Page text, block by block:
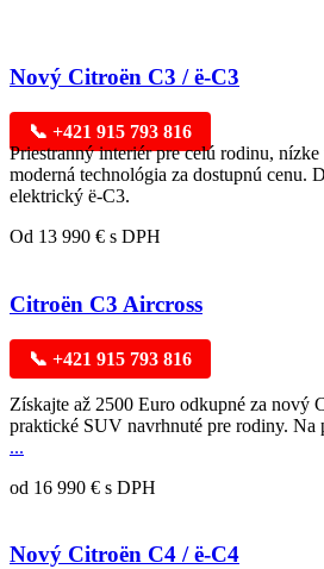
Nový Citroën C3 / ë-C3
📞 +421 915 793 816
Priestranný interiér pre celú rodinu,
moderná technológia za dostupnú cenu.
elektrický ë-C3.
Od 13 990 € s DPH
Citroën C3 Aircross
📞 +421 915 793 816
Získajte až 2500 Euro odkupné za nový
praktické SUV navrhnuté pre rodiny. Na
...
od 16 990 € s DPH
Nový Citroën C4 / ë-C4